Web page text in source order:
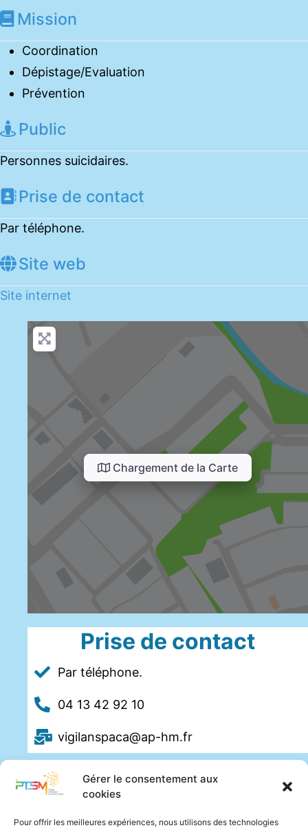
Gérer le consentement aux
cookies
Pour offrir les meilleures expériences, nous utilisons des technologies
Mission
Coordination
Dépistage/Evaluation
Prévention
Public
Personnes suicidaires.
Prise de contact
Par téléphone.
Site web
Site internet
Chargement de la Carte
Prise de contact
Par téléphone.
04 13 42 92 10
vigilanspaca@ap-hm.fr